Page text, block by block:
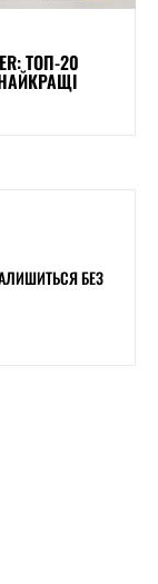
ТОП-20
БЕЗ